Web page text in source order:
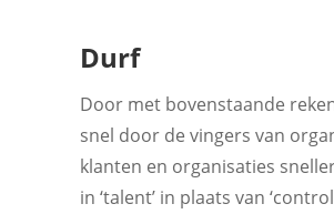
Durf
Door met bovenstaande
snel door de vingers van
klanten en organisaties
in ‘talent’ in plaats van